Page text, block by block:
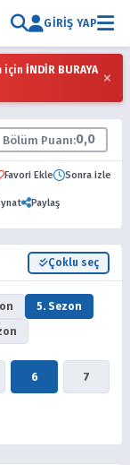
GIRIŞ YAP
için İNDİR BURAYA ×
Bölüm Puanı:0,0
Favori Ekle Sonra izle
Paylaş
Çoklu seç
5. Sezon
6 7